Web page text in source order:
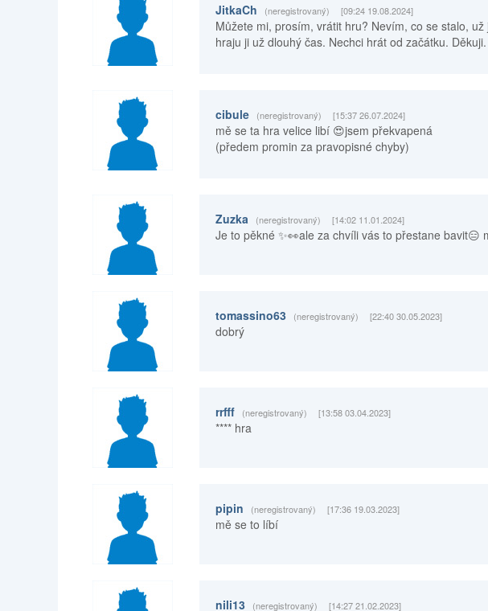
JitkaCh (neregistrovaný) [09:24 19.08.2024]
Můžete mi, prosím, vrátit hru? Nevím, co se stalo,
hraju ji už dlouhý čas. Nechci hrát od začátku. Děkuji.
cibule (neregistrovaný) [15:37 26.07.2024]
mě se ta hra velice libí 😍jsem překvapená
(předem promin za pravopisné chyby)
Zuzka (neregistrovaný) [14:02 11.01.2024]
Je to pěkné ✨👀ale za chvíli vás to přestane
tomassino63 (neregistrovaný) [22:40 30.05.2023]
dobrý
rrfff (neregistrovaný) [13:58 03.04.2023]
**** hra
pipin (neregistrovaný) [17:36 19.03.2023]
mě se to líbí
nili13 (neregistrovaný) [14:27 21.02.2023]